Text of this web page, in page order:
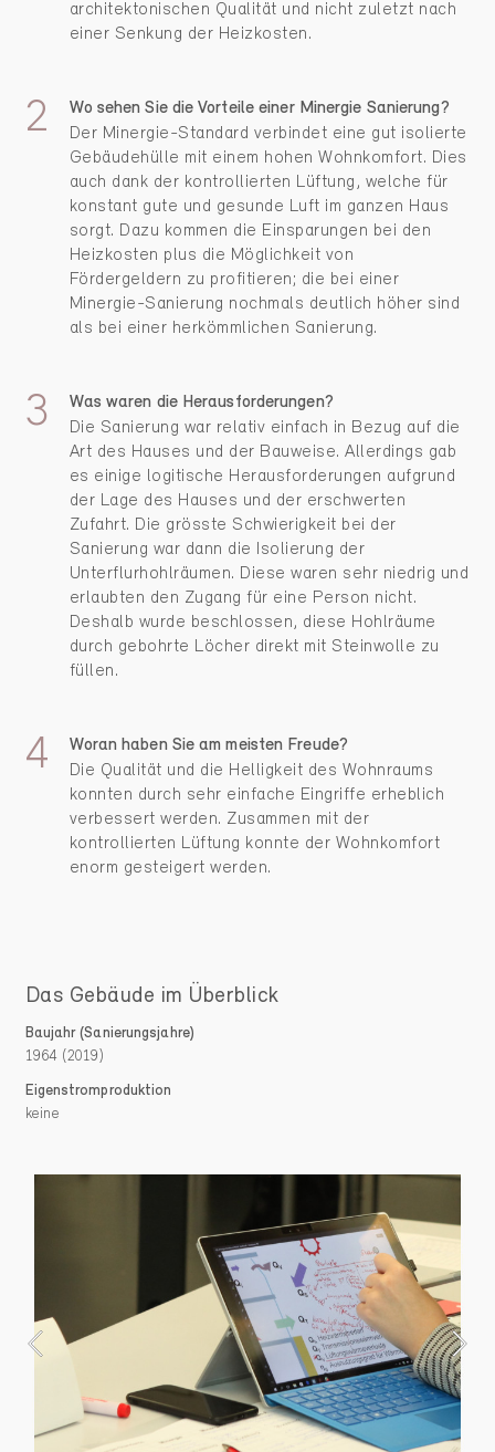
architektonischen Qualität und nicht zuletzt nach
einer Senkung der Heizkosten.
Wo sehen Sie die Vorteile einer Minergie Sanierung?
Der Minergie-Standard verbindet eine gut isolierte
Gebäudehülle mit einem hohen Wohnkomfort. Dies
auch dank der kontrollierten Lüftung, welche für
konstant gute und gesunde Luft im ganzen Haus
sorgt. Dazu kommen die Einsparungen bei den
Heizkosten plus die Möglichkeit von
Fördergeldern zu profitieren; die bei einer
Minergie-Sanierung nochmals deutlich höher sind
als bei einer herkömmlichen Sanierung.
Was waren die Herausforderungen?
Die Sanierung war relativ einfach in Bezug auf die
Art des Hauses und der Bauweise. Allerdings gab
es einige logitische Herausforderungen aufgrund
der Lage des Hauses und der erschwerten
Zufahrt. Die grösste Schwierigkeit bei der
Sanierung war dann die Isolierung der
Unterflurhohlräumen. Diese waren sehr niedrig und
erlaubten den Zugang für eine Person nicht.
Deshalb wurde beschlossen, diese Hohlräume
durch gebohrte Löcher direkt mit Steinwolle zu
füllen.
Woran haben Sie am meisten Freude?
Die Qualität und die Helligkeit des Wohnraums
konnten durch sehr einfache Eingriffe erheblich
verbessert werden. Zusammen mit der
kontrollierten Lüftung konnte der Wohnkomfort
enorm gesteigert werden.
Das Gebäude im Überblick
Baujahr (Sanierungsjahre)
1964 (2019)
Eigenstromproduktion
keine